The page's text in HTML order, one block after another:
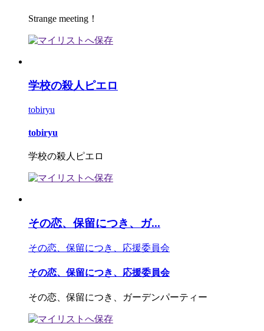
Strange meeting！
学校の殺人ピエロ
tobiryu
tobiryu
学校の殺人ピエロ
その恋、保留につき、ガ...
その恋、保留につき、応援委員会
その恋、保留につき、応援委員会
その恋、保留につき、ガーデンパーティー